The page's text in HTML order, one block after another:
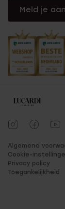
Meld je aan
Algemene
Cookie-
Privacy policy
Toegankelijkheid